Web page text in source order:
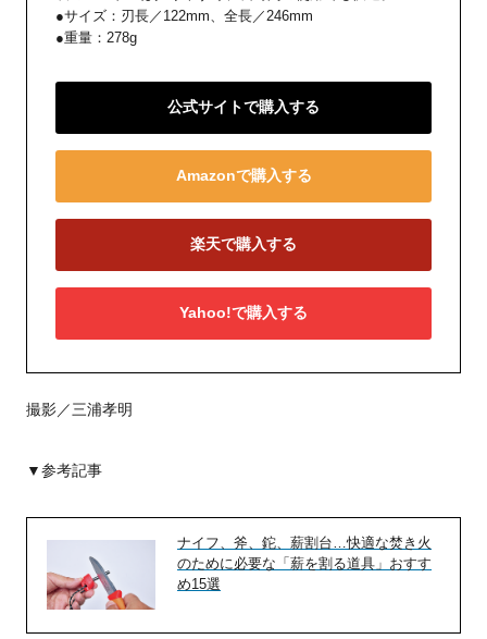
●サイズ：刃長／122mm、全長／246mm
●重量：278g
公式サイトで購入する
Amazonで購入する
楽天で購入する
Yahoo!で購入する
撮影／三浦孝明
▼参考記事
ナイフ、斧、鉈、薪割台…快適な焚き火
のために必要な「薪を割る道具」おすす
め15選